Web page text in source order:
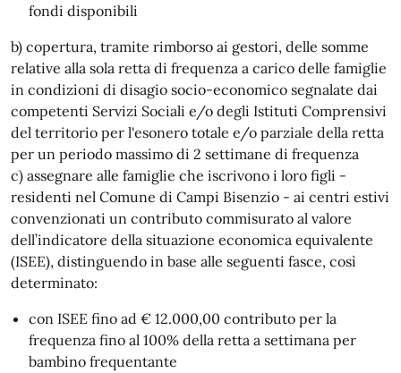
fondi disponibili
b) copertura, tramite rimborso ai gestori, delle somme
relative alla sola retta di frequenza a carico delle famiglie
in condizioni di disagio socio-economico segnalate dai
competenti Servizi Sociali e/o degli Istituti Comprensivi
del territorio per l'esonero totale e/o parziale della retta
per un periodo massimo di 2 settimane di frequenza
c) assegnare alle famiglie che iscrivono i loro figli -
residenti nel Comune di Campi Bisenzio - ai centri estivi
convenzionati un contributo commisurato al valore
dell’indicatore della situazione economica equivalente
(ISEE), distinguendo in base alle seguenti fasce, così
determinato:
con ISEE fino ad € 12.000,00 contributo per la
frequenza fino al 100% della retta a settimana per
bambino frequentante